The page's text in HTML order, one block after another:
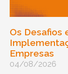
Os Desafios
Empresas
04/08/2026